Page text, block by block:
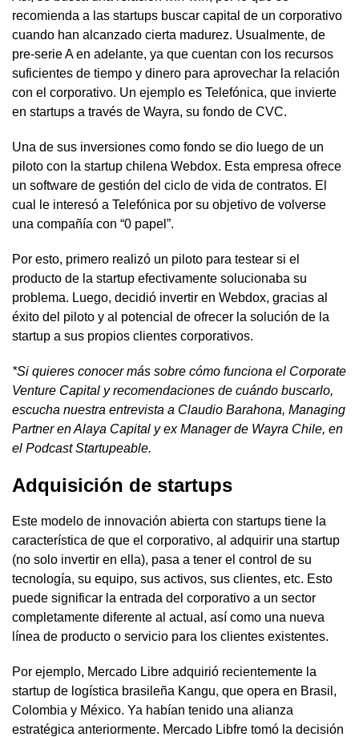
recomienda a las startups buscar capital de un corporativo
cuando han alcanzado cierta madurez. Usualmente, de
pre-serie A en adelante, ya que cuentan con los recursos
suficientes de tiempo y dinero para aprovechar la relación
con el corporativo. Un ejemplo es Telefónica, que invierte
en startups a través de Wayra, su fondo de CVC.
Una de sus inversiones como fondo se dio luego de un
piloto con la startup chilena Webdox. Esta empresa ofrece
un software de gestión del ciclo de vida de contratos. El
cual le interesó a Telefónica por su objetivo de volverse
una compañía con “0 papel”.
Por esto, primero realizó un piloto para testear si el
producto de la startup efectivamente solucionaba su
problema. Luego, decidió invertir en Webdox, gracias al
éxito del piloto y al potencial de ofrecer la solución de la
startup a sus propios clientes corporativos.
*Si quieres conocer más sobre cómo funciona el Corporate
Venture Capital y recomendaciones de cuándo buscarlo,
escucha nuestra entrevista a Claudio Barahona, Managing
Partner en Alaya Capital y ex Manager de Wayra Chile, en
el Podcast Startupeable.
Adquisición de startups
Este modelo de innovación abierta con startups tiene la
característica de que el corporativo, al adquirir una startup
(no solo invertir en ella), pasa a tener el control de su
tecnología, su equipo, sus activos, sus clientes, etc. Esto
puede significar la entrada del corporativo a un sector
completamente diferente al actual, así como una nueva
línea de producto o servicio para los clientes existentes.
Por ejemplo, Mercado Libre adquirió recientemente la
startup de logística brasileña Kangu, que opera en Brasil,
Colombia y México. Ya habían tenido una alianza
estratégica anteriormente. Mercado Libfre tomó la decisión